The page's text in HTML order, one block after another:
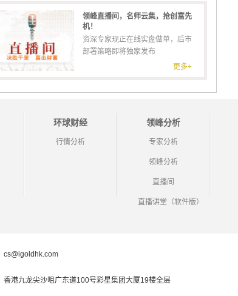
领峰直播间，名师云集，抢创富先
机！
资深专家现正在线实盘做单，后市
部署策略即将独家发布
更多+
环球财经
行情分析
领峰分析
专家分析
领峰分析
直播间
直播讲堂（软件版）
cs@igoldhk.com
香港九龙尖沙咀广东道100号彩星集团大厦19楼全层